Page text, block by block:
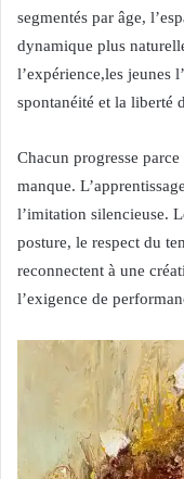
segmentés par âge,
dynamique plus
l’expérience,les jeunes
spontanéité et la liberté
Chacun progresse
manque.
l’imitation silencieuse.
posture, le respect du
reconnectent à une
l’exigence de